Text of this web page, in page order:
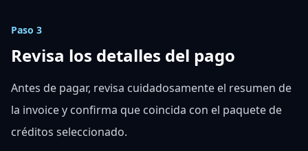
Paso 3
Revisa los detalles del pago
Antes de pagar, revisa cuidadosamente el resumen de
la invoice y confirma que coincida con el paquete de
créditos seleccionado.